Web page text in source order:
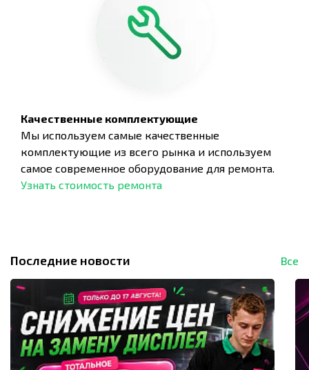
Качественные комплектующие
Мы используем самые качественные
комплектующие из всего рынка и используем
самое современное оборудование для ремонта.
Узнать стоимость ремонта
Последние новости Все